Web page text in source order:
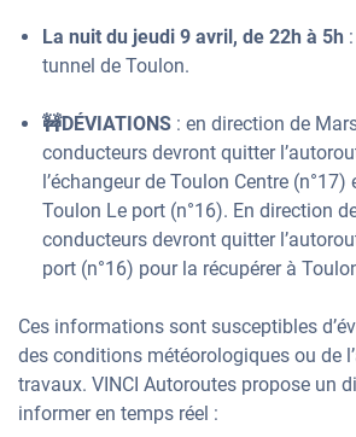
La nuit du jeudi 9 avril, de 22h à 5h
tunnel de Toulon.
🚧DÉVIATIONS : en direction de
conducteurs devront quitter
l’échangeur de Toulon Centre (n°17)
Toulon Le port (n°16). En direction
conducteurs devront quitter
port (n°16) pour la récupérer à
Ces informations sont susceptibles
des conditions météorologiques ou de
travaux. VINCI Autoroutes propose un
informer en temps réel :